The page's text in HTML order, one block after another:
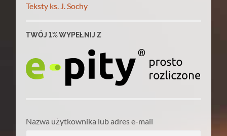
Teksty ks. J. Sochy
TWÓJ 1% WYPEŁNIJ Z
Nazwa użytkownika lub adres e-mail